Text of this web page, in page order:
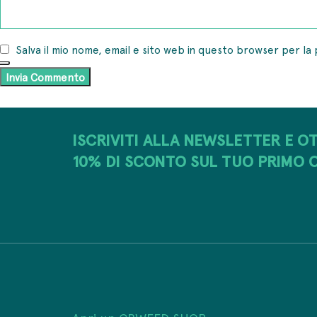
Salva il mio nome, email e sito web in questo browser per
ISCRIVITI ALLA NEWSLETTER E
10% DI SCONTO SUL TUO PRIMO